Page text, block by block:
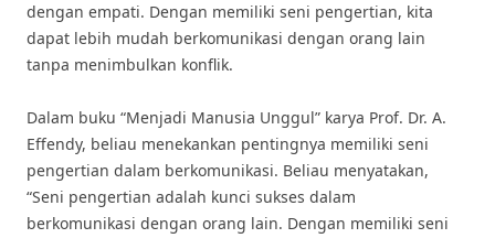
dengan empati. Dengan memiliki seni pengertian, kita
dapat lebih mudah berkomunikasi dengan orang lain
tanpa menimbulkan konflik.
Dalam buku “Menjadi Manusia Unggul” karya Prof. Dr. A.
Effendy, beliau menekankan pentingnya memiliki seni
pengertian dalam berkomunikasi. Beliau menyatakan,
“Seni pengertian adalah kunci sukses dalam
berkomunikasi dengan orang lain. Dengan memiliki seni